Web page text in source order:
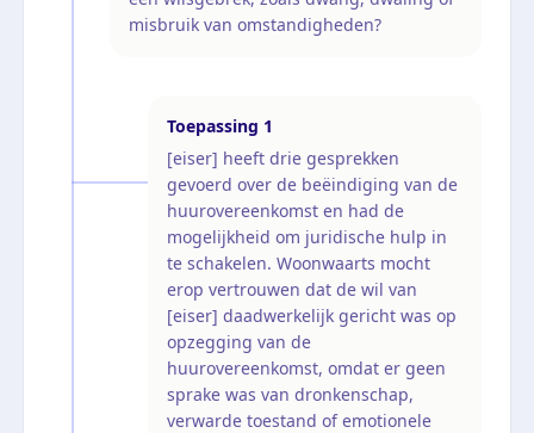
misbruik van omstandigheden?
Toepassing 1
[eiser] heeft drie gesprekken
gevoerd over de beëindiging van de
huurovereenkomst en had de
mogelijkheid om juridische hulp in
te schakelen. Woonwaarts mocht
erop vertrouwen dat de wil van
[eiser] daadwerkelijk gericht was op
opzegging van de
huurovereenkomst, omdat er geen
sprake was van dronkenschap,
verwarde toestand of emotionele